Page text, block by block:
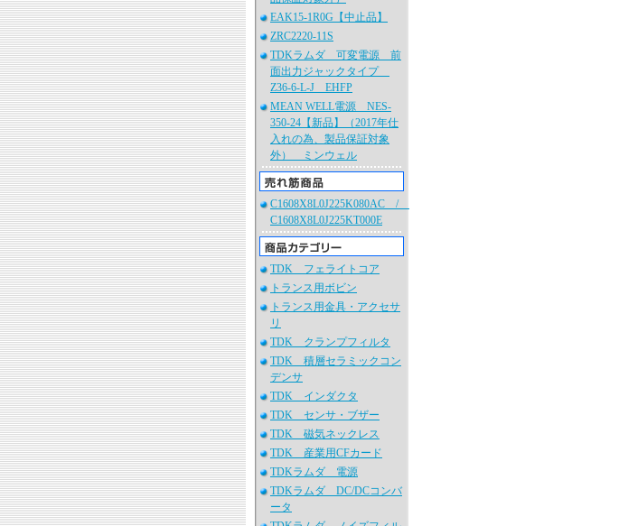
EAK15-1R0G【中止品】
ZRC2220-11S
TDKラムダ 可変電源 前
面出力ジャックタイプ
Z36-6-L-J EHFP
MEAN WELL電源 NES-
350-24【新品】（2017年仕
入れの為、製品保証対象
外） ミンウェル
C1608X8L0J225K080AC /
C1608X8L0J225KT000E
TDK フェライトコア
トランス用ボビン
トランス用金具・アクセサ
リ
TDK クランプフィルタ
TDK 積層セラミックコン
デンサ
TDK インダクタ
TDK センサ・ブザー
TDK 磁気ネックレス
TDK 産業用CFカード
TDKラムダ 電源
TDKラムダ DC/DCコンバ
ータ